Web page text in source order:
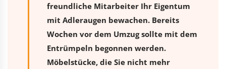
freundliche Mitarbeiter Ihr Eigentum
mit Adleraugen bewachen. Bereits
Wochen vor dem Umzug sollte mit dem
Entrümpeln begonnen werden.
Möbelstücke, die Sie nicht mehr